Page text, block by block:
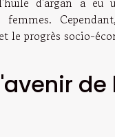
progrès socio-